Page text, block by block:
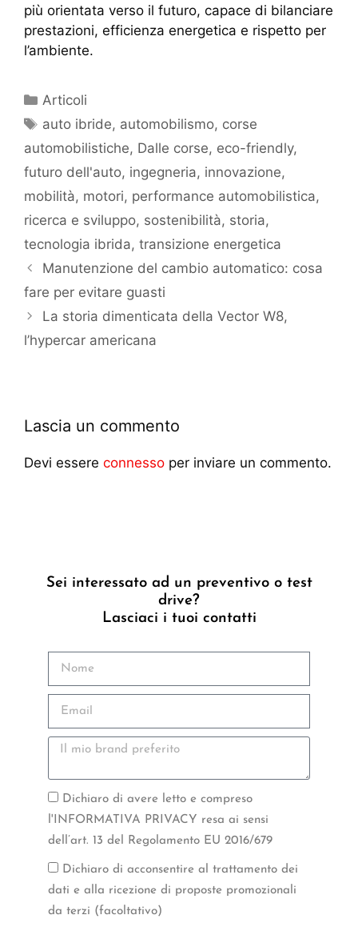
più orientata verso il futuro, capace di bilanciare
prestazioni, efficienza energetica e rispetto per
l’ambiente.
Articoli
auto ibride, automobilismo, corse
automobilistiche, Dalle corse, eco-friendly,
futuro dell'auto, ingegneria, innovazione,
mobilità, motori, performance automobilistica,
ricerca e sviluppo, sostenibilità, storia,
tecnologia ibrida, transizione energetica
Manutenzione del cambio automatico: cosa
fare per evitare guasti
La storia dimenticata della Vector W8,
l’hypercar americana
Lascia un commento
Devi essere connesso per inviare un commento.
Sei interessato ad un preventivo o test
drive?
Lasciaci i tuoi contatti
Dichiaro di avere letto e compreso
l'INFORMATIVA PRIVACY resa ai sensi
dell’art. 13 del Regolamento EU 2016/679
Dichiaro di acconsentire al trattamento dei
dati e alla ricezione di proposte promozionali
da terzi (facoltativo)